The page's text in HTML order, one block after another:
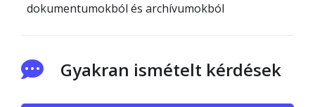
dokumentumokból és archívumokból
Gyakran ismételt kérdések